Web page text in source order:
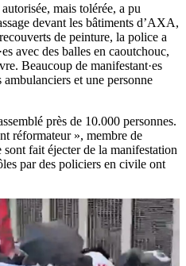
mais tolérée, a pu
devant les bâtiments d’AXA,
de peinture, la police a
avec des balles en caoutchouc,
Beaucoup de manifestant·es
et une personne
près de 10.000 personnes.
réformateur », membre de
fait éjecter de la manifestation
par des policiers en civile ont